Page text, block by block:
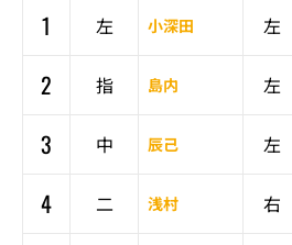
1 左 小深田 左
2
指 島内 左
3
中 辰己 左
4
二 浅村 右